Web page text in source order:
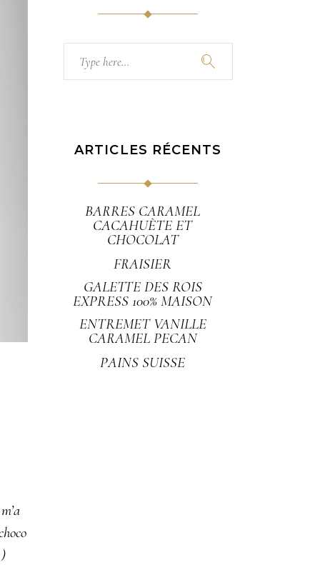
for:
ARTICLES RÉCENTS
BARRES CARAMEL
CACAHUÈTE ET
CHOCOLAT
FRAISIER
GALETTE DES ROIS
EXPRESS 100% MAISON
ENTREMET VANILLE
CARAMEL PECAN
PAINS SUISSE